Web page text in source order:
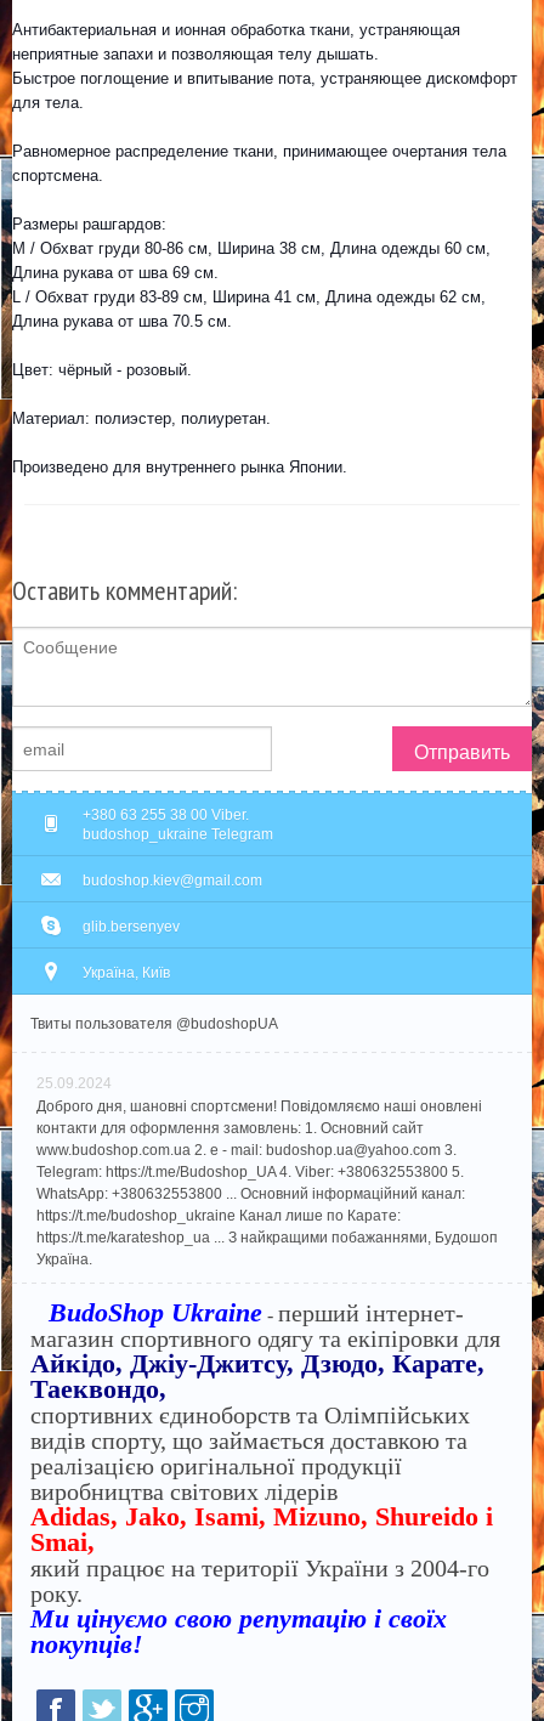
Антибактериальная и ионная обработка ткани, устраняющая
неприятные запахи и позволяющая телу дышать.
Быстрое поглощение и впитывание пота, устраняющее дискомфорт
для тела.
Равномерное распределение ткани, принимающее очертания тела
спортсмена.
Размеры рашгардов:
M / Обхват груди 80-86 см, Ширина 38 см, Длина одежды 60 см,
Длина рукава от шва 69 см.
L / Обхват груди 83-89 см, Ширина 41 см, Длина одежды 62 см,
Длина рукава от шва 70.5 см.
Цвет: чёрный - розовый.
Материал: полиэстер, полиуретан.
Произведено для внутреннего рынка Японии.
Оставить комментарий:
Отправить
+380 63 255 38 00 Viber.
budoshop_ukraine Telegram
budoshop.kiev@gmail.com
glib.bersenyev
Україна, Київ
Твиты пользователя @budoshopUA
25.09.2024
Доброго дня, шановні спортсмени! Повідомляємо наші оновлені
контакти для оформлення замовлень: 1. Основний сайт
www.budoshop.com.ua 2. e - mail: budoshop.ua@​yahoo.com 3.
Telegram: https://t.me/Budoshop_UA 4. Viber: +380632553800 5.
WhatsApp: +380632553800 ... Основний інформаційний канал:
https://t.me/budoshop_ukraine Канал лише по Карате:
https://t.me/karateshop_ua ... З найкращими побажаннями, Будошоп
Україна.
BudoShop Ukraine - перший інтернет-
магазин спортивного одягу та екіпіровки для
Айкідо, Джіу-Джитсу, Дзюдо, Карате,
Таеквондо,
спортивних єдиноборств та Олімпійських
видів спорту, що займається доставкою та
реалізацією оригінальної продукції
виробництва світових лідерів
Adidas, Jako, Isami, Mizuno, Shureido і
Smai,
який працює на території України з 2004-го
року.
Ми цінуємо свою репутацію і своїх
покупців!